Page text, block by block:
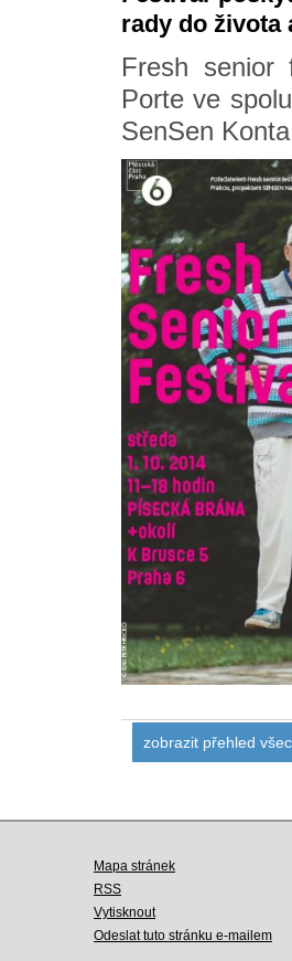
rady do života
Fresh senior
Porte ve
SenSen
zobrazit přehled
Mapa stránek
RSS
Vytisknout
Odeslat tuto stránku e-mailem